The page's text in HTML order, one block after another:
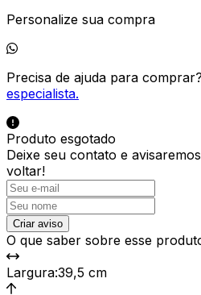
Personalize sua compra
Precisa de ajuda para comprar?
especialista.
Produto esgotado
Deixe seu contato e
voltar!
Criar aviso
O que saber sobre esse
Largura:39,5 cm